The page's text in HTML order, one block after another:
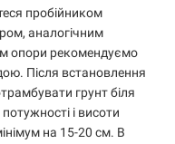
пробійником
аналогічним
опори рекомендуємо
Після встановлення
грунт біля
і висоти
на 15-20 см. В